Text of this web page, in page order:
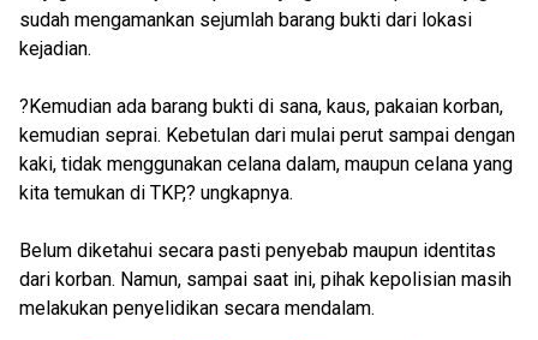
sudah mengamankan sejumlah barang bukti dari lokasi
kejadian.
?Kemudian ada barang bukti di sana, kaus, pakaian korban,
kemudian seprai. Kebetulan dari mulai perut sampai dengan
kaki, tidak menggunakan celana dalam, maupun celana yang
kita temukan di TKP,? ungkapnya.
Belum diketahui secara pasti penyebab maupun identitas
dari korban. Namun, sampai saat ini, pihak kepolisian masih
melakukan penyelidikan secara mendalam.